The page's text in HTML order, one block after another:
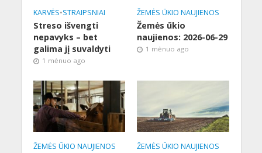
KARVĖS•STRAIPSNIAI
Streso išvengti
nepavyks – bet
galima jį suvaldyti
1 mėnuo ago
ŽEMĖS ŪKIO NAUJIENOS
Žemės ūkio
naujienos: 2026-06-29
1 mėnuo ago
ŽEMĖS ŪKIO NAUJIENOS ŽEMĖS ŪKIO NAUJIENOS